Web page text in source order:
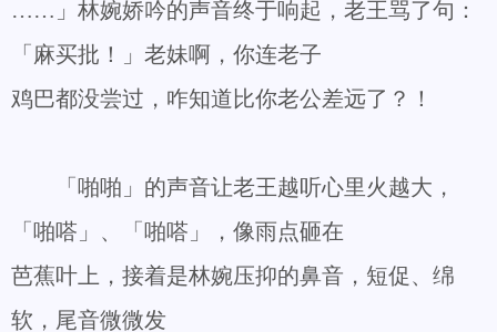
……」林婉娇吟的声音终于响起，老王骂了句：
「麻买批！」老妹啊，你连老子
鸡巴都没尝过，咋知道比你老公差远了？！
「啪啪」的声音让老王越听心里火越大，
「啪嗒」、「啪嗒」，像雨点砸在
芭蕉叶上，接着是林婉压抑的鼻音，短促、绵
软，尾音微微发